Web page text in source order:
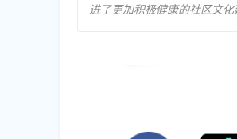
进了更加积极健康的社区文化